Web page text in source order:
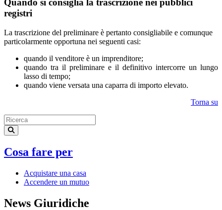
Quando si consiglia la trascrizione nei pubblici
registri
La trascrizione del preliminare è pertanto consigliabile e comunque
particolarmente opportuna nei seguenti casi:
quando il venditore è un imprenditore;
quando tra il preliminare e il definitivo intercorre un lungo
lasso di tempo;
quando viene versata una caparra di importo elevato.
Torna su
Cosa fare per
Acquistare una casa
Accendere un mutuo
News Giuridiche